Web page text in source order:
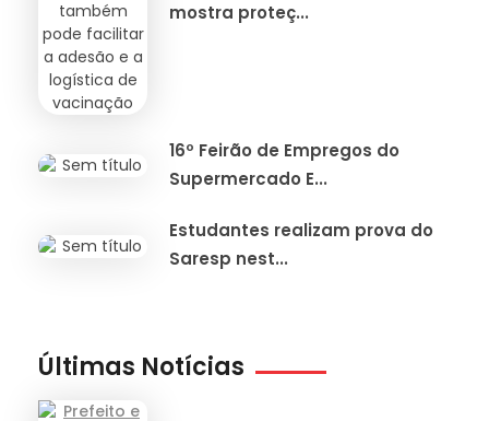
mostra proteç...
16º Feirão de Empregos do
Supermercado E...
Estudantes realizam prova do
Saresp nest...
Últimas Notícias